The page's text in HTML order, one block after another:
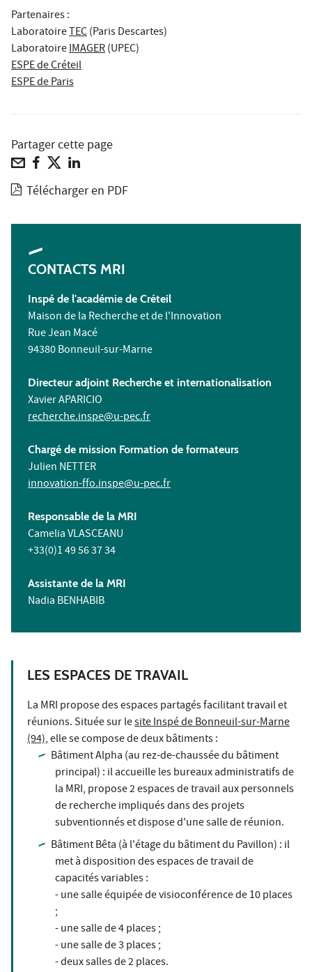
Partenaires :
LaboratoireTEC(Paris Descartes)
LaboratoireIMAGER(UPEC)
ESPE de Créteil
ESPE de Paris
Partager cette page
Télécharger en PDF
CONTACTS MRI
Inspé de l'académie de Créteil
Maison de la Recherche et de l'Innovation
Rue Jean Macé
94380 Bonneuil-sur-Marne
Directeur adjoint Recherche et internationalisation
Xavier APARICIO
recherche.inspe@u-pec.fr
Chargé de mission Formation de formateurs
Julien NETTER
innovation-ffo.inspe@u-pec.fr
Responsable de la MRI
Camelia VLASCEANU
+33(0)1 49 56 37 34
Assistante de la MRI
Nadia BENHABIB
LES ESPACES DE TRAVAIL
La MRI propose des espaces partagés facilitant travail et
réunions. Située sur lesite Inspé de Bonneuil-sur-Marne
(94), elle se compose de deux bâtiments :
Bâtiment Alpha (au rez-de-chaussée du bâtiment
principal) : il accueille les bureaux administratifs de
la MRI, propose 2 espaces de travail aux personnels
de recherche impliqués dans des projets
subventionnés et dispose d'une salle de réunion.
Bâtiment Bêta (à l'étage du bâtiment du Pavillon) : il
met à disposition des espaces de travail de
capacités variables :
- une salle équipée de visioconférence de 10 places
;
- une salle de 4 places ;
- une salle de 3 places ;
- deux salles de 2 places.